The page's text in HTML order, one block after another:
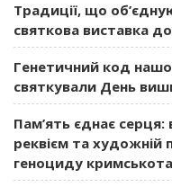
Традиції, що
святкова виставка
Генетичний код
святкували День
Пам’ять єднає серця:
реквієм та
геноциду